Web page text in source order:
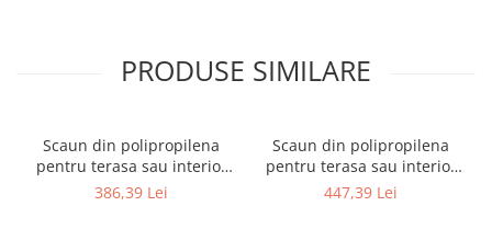
PRODUSE SIMILARE
Scaun din polipropilena
pentru terasa sau interior
JOY
386,39 Lei
Scaun din polipropilena
pentru terasa sau interior
JOY ARM
447,39 Lei